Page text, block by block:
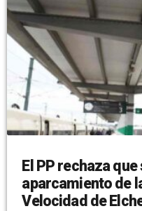
El PP rechaza
aparcamiento de
Velocidad de